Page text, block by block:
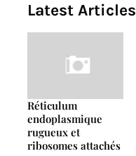
Latest Articles
Réticulum
endoplasmique
rugueux et
ribosomes attachés